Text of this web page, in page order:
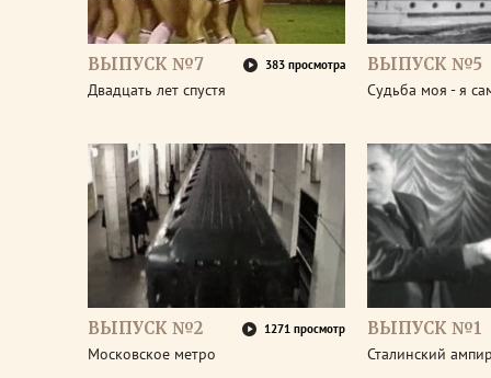
ВЫПУСК №7 383 просмотра
Двадцать лет спустя
ВЫПУСК №5
Судьба моя - я
ВЫПУСК №2 1271 просмотр
Московское метро
ВЫПУСК №1
Сталинский